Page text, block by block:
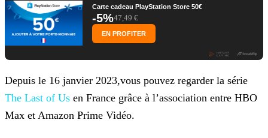
Carte cadeau PlayStation Store 50€
-5%47,49 €
EN PROFITER
Depuis le 16 janvier 2023,vous pouvez regarder la série
The Last of Us en France grâce à l’association entre HBO
Max et Amazon Prime Vidéo.